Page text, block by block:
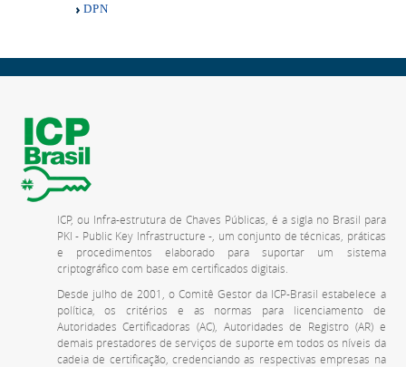
DPN
ICP, ou Infra-estrutura de Chaves Públicas, é a sigla no Brasil para
PKI - Public Key Infrastructure -, um conjunto de técnicas, práticas
e procedimentos elaborado para suportar um sistema
criptográfico com base em certificados digitais.
Desde julho de 2001, o Comitê Gestor da ICP-Brasil estabelece a
política, os critérios e as normas para licenciamento de
Autoridades Certificadoras (AC), Autoridades de Registro (AR) e
demais prestadores de serviços de suporte em todos os níveis da
cadeia de certificação, credenciando as respectivas empresas na